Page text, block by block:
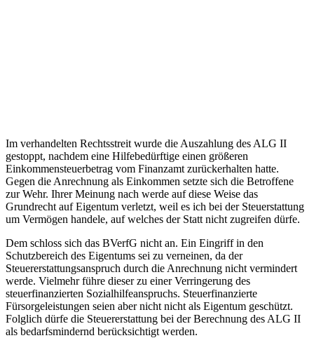
Im verhandelten Rechtsstreit wurde die Auszahlung des ALG II
gestoppt, nachdem eine Hilfebedürftige einen größeren
Einkommensteuerbetrag vom Finanzamt zurückerhalten hatte.
Gegen die Anrechnung als Einkommen setzte sich die Betroffene
zur Wehr. Ihrer Meinung nach werde auf diese Weise das
Grundrecht auf Eigentum verletzt, weil es ich bei der Steuerstattung
um Vermögen handele, auf welches der Statt nicht zugreifen dürfe.
Dem schloss sich das BVerfG nicht an. Ein Eingriff in den
Schutzbereich des Eigentums sei zu verneinen, da der
Steuererstattungsanspruch durch die Anrechnung nicht vermindert
werde. Vielmehr führe dieser zu einer Verringerung des
steuerfinanzierten Sozialhilfeanspruchs. Steuerfinanzierte
Fürsorgeleistungen seien aber nicht nicht als Eigentum geschützt.
Folglich dürfe die Steuererstattung bei der Berechnung des ALG II
als bedarfsmindernd berücksichtigt werden.